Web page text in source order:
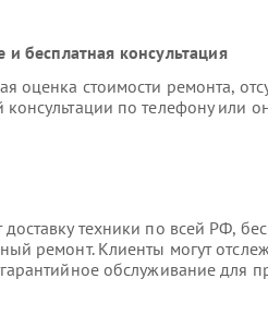
бесплатная консультация
оценка стоимости ремонта,
по телефону или
техники по всей РФ,
ремонт. Клиенты могут
обслуживание для